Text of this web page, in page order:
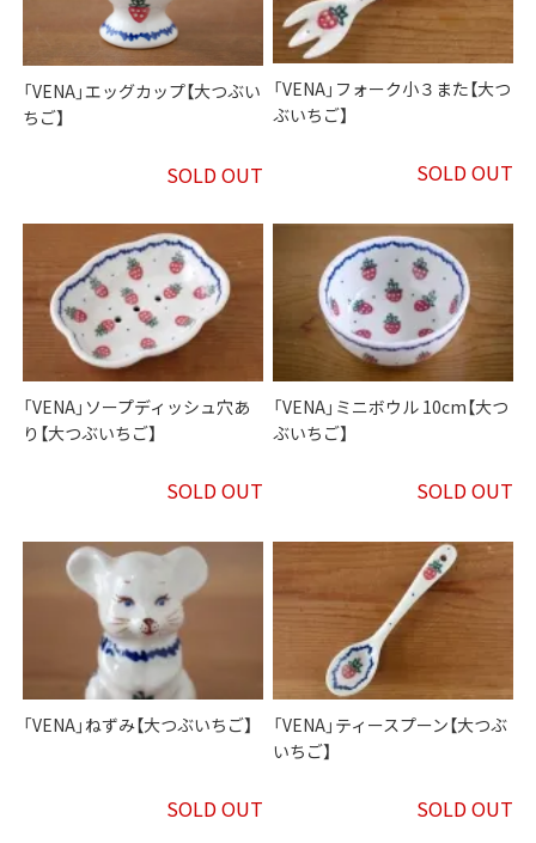
「VENA」エッグカップ【大つぶい
ちご】
SOLD OUT
「VENA」フォーク小３また【大つ
ぶいちご】
SOLD OUT
「VENA」ソープディッシュ穴あ
り【大つぶいちご】
SOLD OUT
「VENA」ミニボウル 10cm【大つ
ぶいちご】
SOLD OUT
「VENA」ねずみ【大つぶいちご】
SOLD OUT
「VENA」ティースプーン【大つぶ
いちご】
SOLD OUT